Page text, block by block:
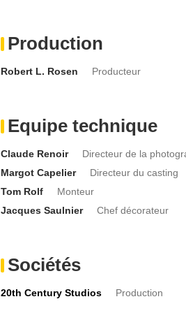
Production
Robert L. Rosen Producteur
Equipe technique
Claude Renoir
Directeur de la
Margot Capelier
Directeur du casting
Tom Rolf
Monteur
Jacques Saulnier
Chef décorateur
Sociétés
20th Century Studios Production